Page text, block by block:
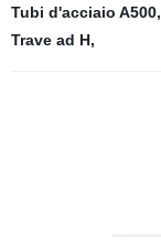
Tubi d'acciaio A500,
Trave ad H,